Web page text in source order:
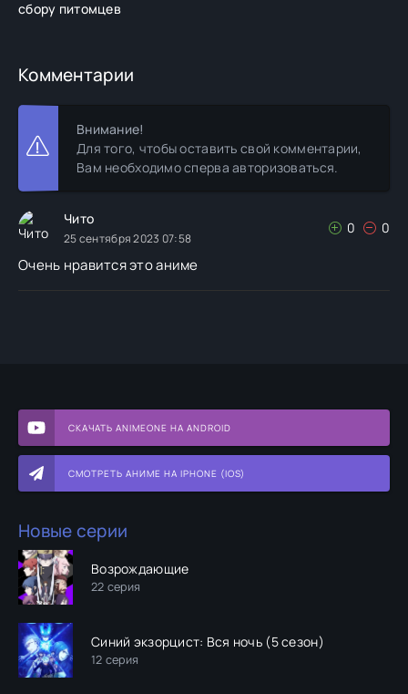
СКАЧАТЬ ANIMEONE НА ANDROID
СМОТРЕТЬ АНИМЕ НА IPHONE (IOS)
Новые серии
Возрождающие
22 серия
Синий экзорцист: Вся ночь (5 сезон)
12 серия
сбору питомцев
Комментарии
Внимание!
Для того, чтобы оставить свой комментарии,
Вам необходимо сперва авторизоваться.
Чито
25 сентября 2023 07:58
0 0
Очень нравится это аниме